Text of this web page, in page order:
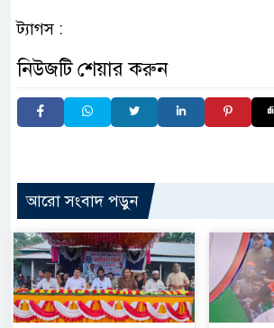
ট্যাগস :
নিউজটি শেয়ার করুন
আরো সংবাদ পড়ুন